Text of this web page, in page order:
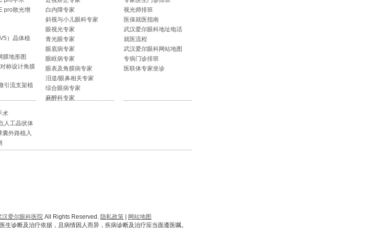
pro散光增
）晶体植
膜地形图
称设计角膜
引流支架植
术
人工晶状体
囊外路植入
白内障专家
斜视与小儿眼科专家
眼视光专家
青光眼专家
眼底病专家
眼眶病专家
眼表及角膜病专家
泪道/眼鼻相关专家
综合眼病专家
麻醉科专家
视光师排班
医保就医指南
武汉爱尔眼科地址电话
就医流程
武汉爱尔眼科网站地图
专病门诊排班
医联体专家坐诊
汉爱尔眼科医院 All Rights Reserved. 隐私政策
网站地图
生诊断及治疗依据，且病情因人而异，疾病诊断及治疗应当面遵医嘱。